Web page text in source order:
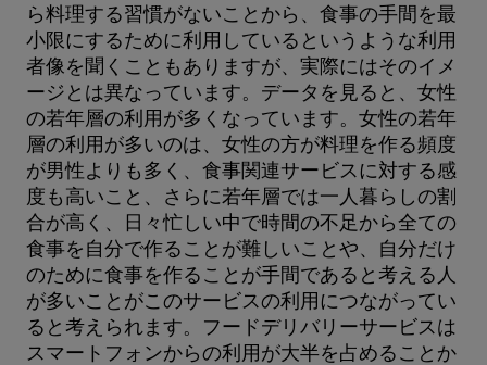
ら料理する習慣がないことから、食事の手間を最
小限にするために利用しているというような利用
者像を聞くこともありますが、実際にはそのイメ
ージとは異なっています。データを見ると、女性
の若年層の利用が多くなっています。女性の若年
層の利用が多いのは、女性の方が料理を作る頻度
が男性よりも多く、食事関連サービスに対する感
度も高いこと、さらに若年層では一人暮らしの割
合が高く、日々忙しい中で時間の不足から全ての
食事を自分で作ることが難しいことや、自分だけ
のために食事を作ることが手間であると考える人
が多いことがこのサービスの利用につながってい
ると考えられます。フードデリバリーサービスは
スマートフォンからの利用が大半を占めることか